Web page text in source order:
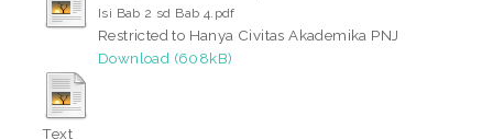
Isi Bab 2 sd Bab 4.pdf
Restricted to Hanya Civitas Akademika PNJ
Download (608kB)
Text